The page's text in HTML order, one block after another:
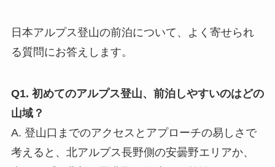
日本アルプス登山の前泊について、よく寄せられ
る質問にお答えします。
Q1. 初めてのアルプス登山、前泊しやすいのはどの
山域？
A. 登山口までのアクセスとアプローチの易しさで
考えると、北アルプス長野側の安曇野エリアか、